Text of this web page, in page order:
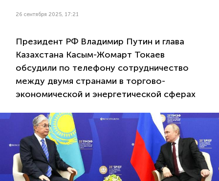
26 сентября 2025, 17:21
Президент РФ Владимир Путин и глава
Казахстана Касым-Жомарт Токаев
обсудили по телефону сотрудничество
между двумя странами в торгово-
экономической и энергетической сферах